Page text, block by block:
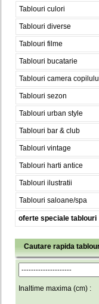
Tablouri culori
Tablouri diverse
Tablouri filme
Tablouri bucatarie
Tablouri camera
Tablouri sezon
Tablouri urban style
Tablouri bar & club
Tablouri vintage
Tablouri harti antice
Tablouri ilustratii
Tablouri saloane/spa
oferte speciale tablouri
Cautare rapida
Inaltime maxima (cm) :